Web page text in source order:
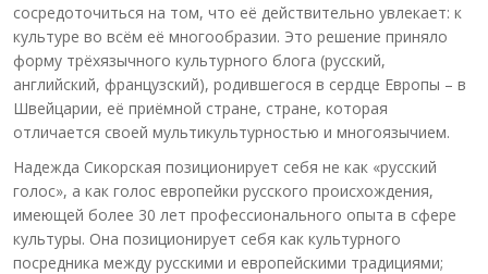
сосредоточиться на том, что её действительно увлекает: к
культуре во всём её многообразии. Это решение приняло
форму трёхязычного культурного блога (русский,
английский, французский), родившегося в сердце Европы – в
Швейцарии, её приёмной стране, стране, которая
отличается своей мультикультурностью и многоязычием.
Надежда Сикорская позиционирует себя не как «русский
голос», а как голос европейки русского происхождения,
имеющей более 30 лет профессионального опыта в сфере
культуры. Она позиционирует себя как культурного
посредника между русскими и европейскими традициями;